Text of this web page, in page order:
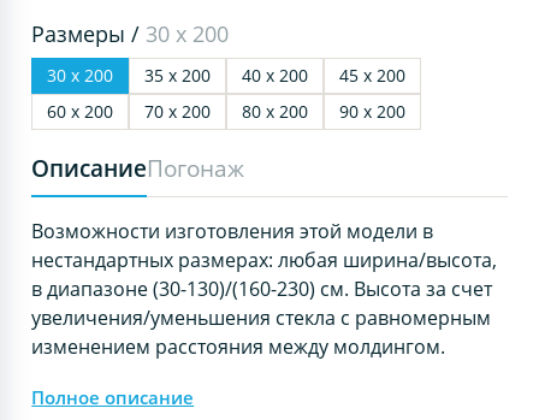
Размеры / 30 х 200
30 х 200 35 х 200 40 х 200
45 х 200
60 х 200
70 х 200 80 х 200 90 х 200
ОписаниеПогонаж
Возможности изготовления этой модели в
нестандартных размерах: любая ширина/высота,
в диапазоне (30-130)/(160-230) см. Высота за счет
увеличения/уменьшения стекла с равномерным
изменением расстояния между молдингом.
Полное описание